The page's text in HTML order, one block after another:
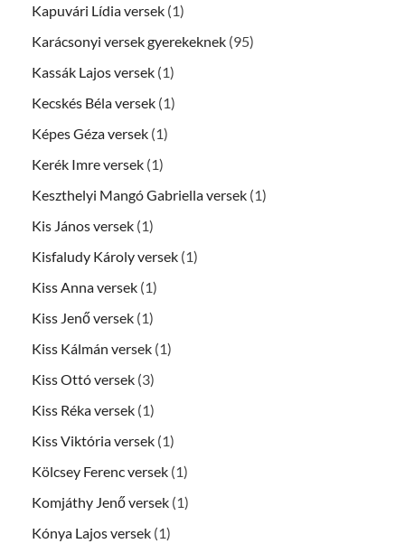
Kapuvári Lídia versek (1)
Karácsonyi versek gyerekeknek (95)
Kassák Lajos versek (1)
Kecskés Béla versek (1)
Képes Géza versek (1)
Kerék Imre versek (1)
Keszthelyi Mangó Gabriella versek (1)
Kis János versek (1)
Kisfaludy Károly versek (1)
Kiss Anna versek (1)
Kiss Jenő versek (1)
Kiss Kálmán versek (1)
Kiss Ottó versek (3)
Kiss Réka versek (1)
Kiss Viktória versek (1)
Kölcsey Ferenc versek (1)
Komjáthy Jenő versek (1)
Kónya Lajos versek (1)